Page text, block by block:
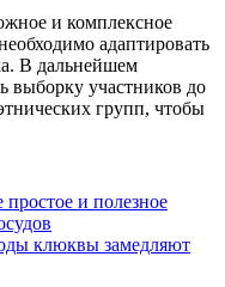
и комплексное
адаптировать
В дальнейшем
выборку участников до
групп, чтобы
и полезное
клюквы замедляют